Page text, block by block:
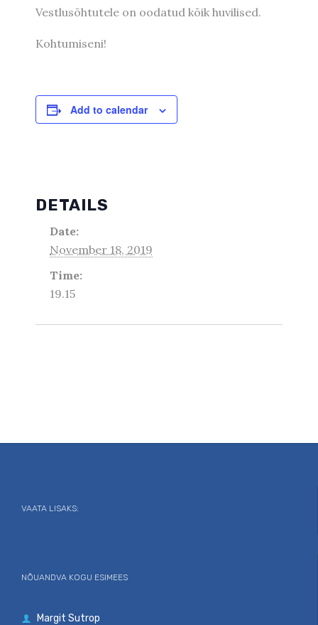
Vestlusõhtutele on oodatud kõik huvilised.
Kohtumiseni!
Add to calendar
DETAILS
Date:
November 18, 2019
Time:
19.15
VAATA LISAKS:
NÕUANDVA KOGU ESIMEES
 Margit Sutrop